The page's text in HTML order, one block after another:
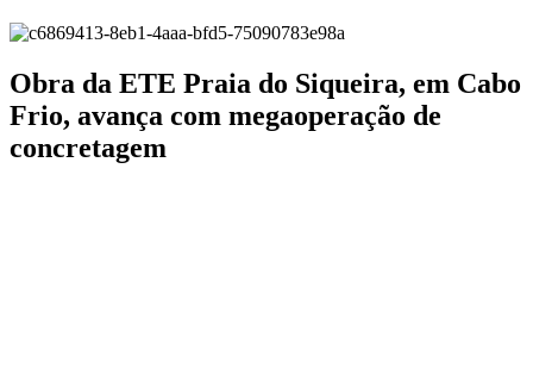
Obra da ETE Praia do Siqueira, em Cabo
Frio, avança com megaoperação de
concretagem